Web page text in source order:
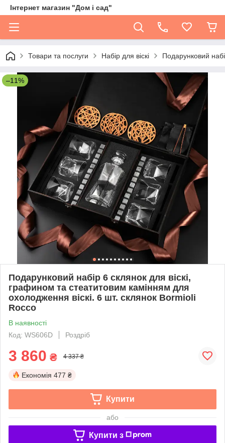
Інтернет магазин "Дом і сад"
Товари та послуги Набір для віскі Подарунковий
–11%
Подарунковий набір 6 склянок для віскі,
графином та стеатитовим камінням для
охолодження віскі. 6 шт. склянок Bormioli
Rocco
В наявності
Код: WS606D
Роздріб
3 860 ₴ 4 337 ₴
Економія 477 ₴
Купити
або
Купити з